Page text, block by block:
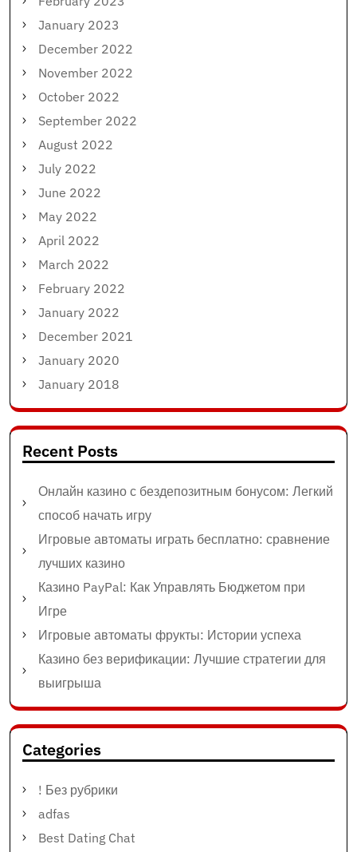
January 2023
December 2022
November 2022
October 2022
September 2022
August 2022
July 2022
June 2022
May 2022
April 2022
March 2022
February 2022
January 2022
December 2021
January 2020
January 2018
Recent Posts
Онлайн казино с бездепозитным бонусом: Легкий
способ начать игру
Игровые автоматы играть бесплатно: сравнение
лучших казино
Казино PayPal: Как Управлять Бюджетом при
Игре
Игровые автоматы фрукты: Истории успеха
Казино без верификации: Лучшие стратегии для
выигрыша
Categories
! Без рубрики
adfas
Best Dating Chat